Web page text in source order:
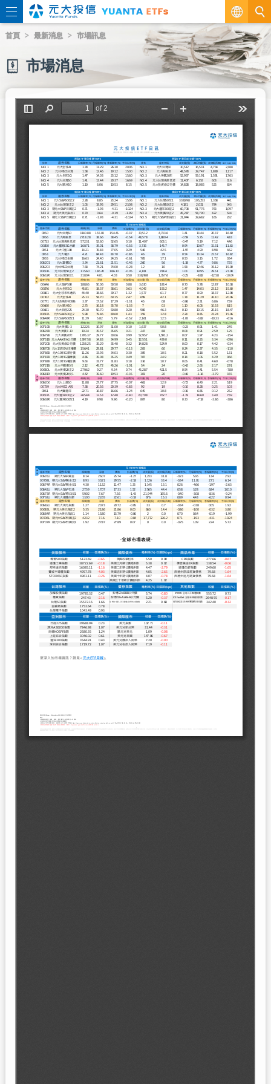
繁
EN
首頁 最新消息 市場訊息
市場消息